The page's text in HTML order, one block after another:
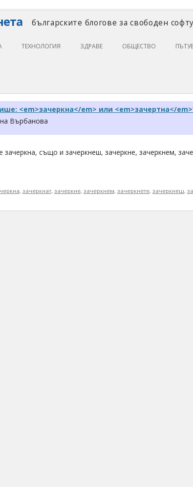
българските блогове за свободен
ТЕХНОЛОГИЯ
СВОБОДЕН СОФТУЕР
СВОБОДЕН ХАРДУЕР
ДЖАДЖИ
ЗДРАВЕ ОБЩЕСТВО
ЦИФРОВИ ПРАВА
<em>зачеркна</em> или <em>зачертна</
Върбанова
зачеркна, също и зачеркнеш, зачеркне, зачеркнем,
, зачеркнат, зачеркне, зачеркнем, зачеркнете, зачеркнеш,